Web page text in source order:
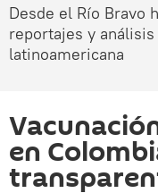
Desde el Río Bravo
reportajes y
latinoamericana
en